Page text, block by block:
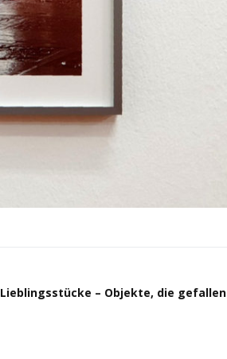
Lieblingsstücke – Objekte, die gefallen